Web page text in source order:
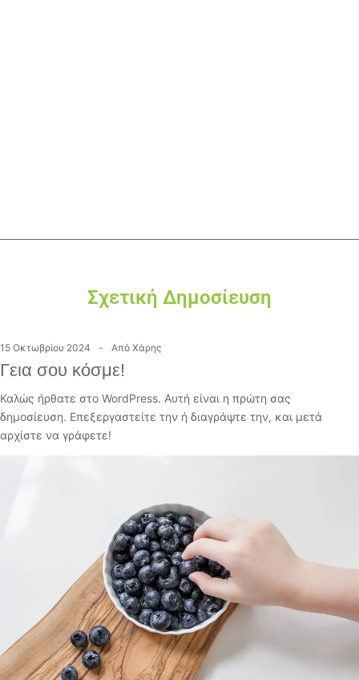
Σχετική Δημοσίευση
15 Οκτωβρίου 2024 Από Χάρης
Γεια σου κόσμε!
Καλώς ήρθατε στο WordPress. Αυτή είναι η πρώτη σας
δημοσίευση. Επεξεργαστείτε την ή διαγράψτε την, και μετά
αρχίστε να γράφετε!